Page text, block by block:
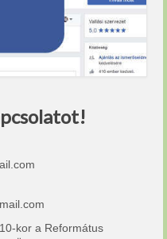
kor a Református